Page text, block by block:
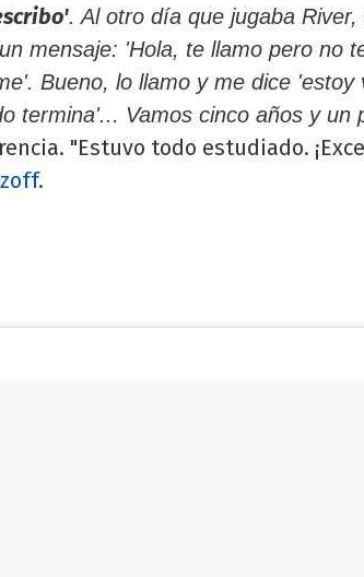
. Al otro día que jugaba River,
mensaje: 'Hola, te llamo pero no
Bueno, lo llamo y me dice 'estoy
termina'... Vamos cinco años y un
"Estuvo todo estudiado.
.